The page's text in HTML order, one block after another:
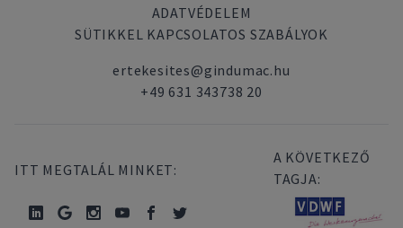
ADATVÉDELEM
SÜTIKKEL KAPCSOLATOS SZABÁLYOK
ertekesites@gindumac.hu
+49 631 343738 20
ITT MEGTALÁL MINKET:
A KÖVETKEZŐ
TAGJA: